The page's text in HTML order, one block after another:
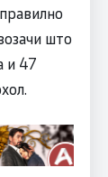
што
и 47